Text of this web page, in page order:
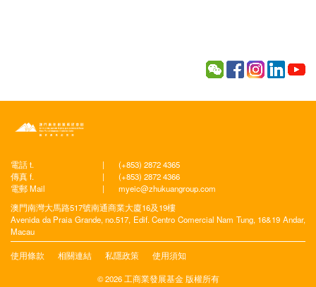
電話 t. |
(+853) 2872 4365
傳真 f.
|
(+853) 2872 4366
電郵 Mail
|
myeic@zhukuangroup.com
澳門南灣大馬路517號南通商業大廈16及19樓
Avenida da Praia Grande, no.517, Edif. Centro Comercial Nam Tung, 16&19 Andar,
Macau
使用條款 相關連結 私隱政策 使用須知
© 2026 工商業發展基金 版權所有